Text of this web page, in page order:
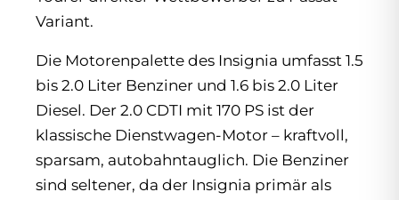
Variant.
Die Motorenpalette des Insignia umfasst 1.5
bis 2.0 Liter Benziner und 1.6 bis 2.0 Liter
Diesel. Der 2.0 CDTI mit 170 PS ist der
klassische Dienstwagen-Motor – kraftvoll,
sparsam, autobahntauglich. Die Benziner
sind seltener, da der Insignia primär als